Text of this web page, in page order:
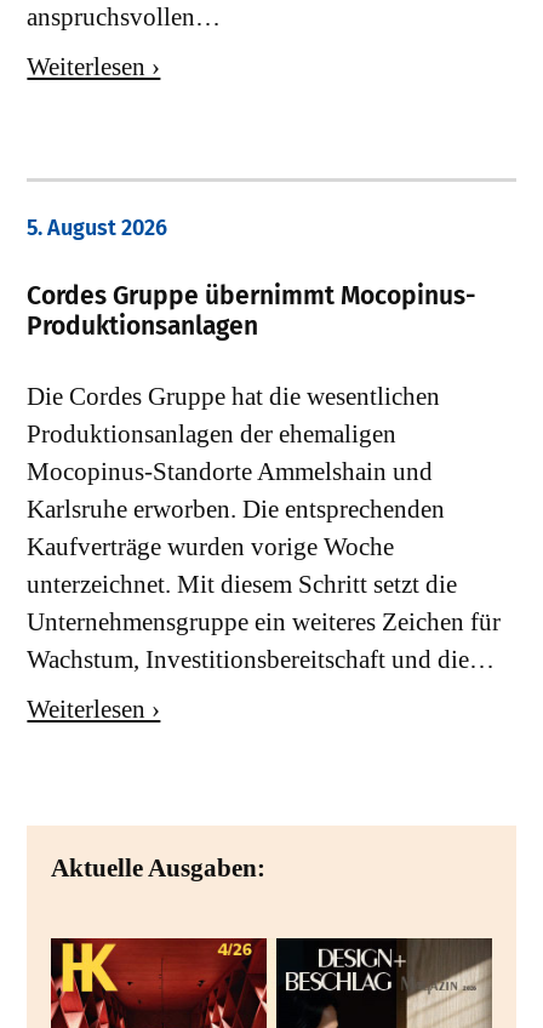
anspruchsvollen…
Weiterlesen ›
5. August 2026
Cordes Gruppe übernimmt Mocopinus-
Produktionsanlagen
Die Cordes Gruppe hat die wesentlichen
Produktionsanlagen der ehemaligen
Mocopinus-Standorte Ammelshain und
Karlsruhe erworben. Die entsprechenden
Kaufverträge wurden vorige Woche
unterzeichnet. Mit diesem Schritt setzt die
Unternehmensgruppe ein weiteres Zeichen für
Wachstum, Investitionsbereitschaft und die…
Weiterlesen ›
Aktuelle Ausgaben: